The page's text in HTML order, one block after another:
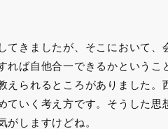
きましたが、そこにおいて、
れば自他合一できるかというこ
えられるところがありました。
ていく考え方です。そうした思
がしますけどね。